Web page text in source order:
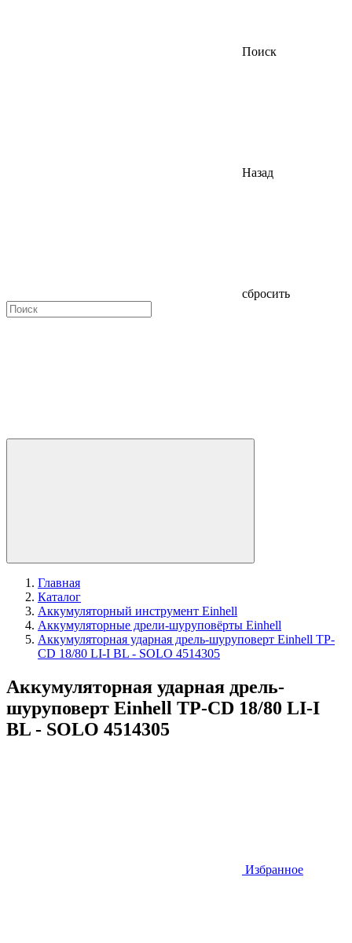
Поиск
Назад
сбросить
Главная
Каталог
Аккумуляторный инструмент Einhell
Аккумуляторные дрели-шуруповёрты Einhell
Аккумуляторная ударная дрель-шуруповерт Einhell TP-
CD 18/80 LI-I BL - SOLO 4514305
Аккумуляторная ударная дрель-
шуруповерт Einhell TP-CD 18/80 LI-I
BL - SOLO 4514305
Избранное